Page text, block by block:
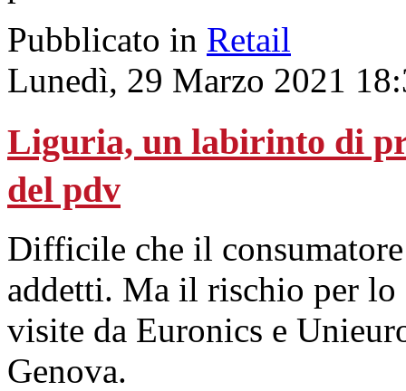
Pubblicato in Retail
Lunedì, 29 Marzo 2021
Liguria, un labirinto di
del pdv
Difficile che il
addetti. Ma il rischio per
visite da Euronics e
Genova.